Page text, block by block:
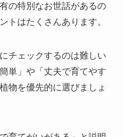
の特別なお世話があるの
トはたくさんあります。
チェックするのは難しい
単」や「丈夫で育てやす
物を優先的に選びましょ